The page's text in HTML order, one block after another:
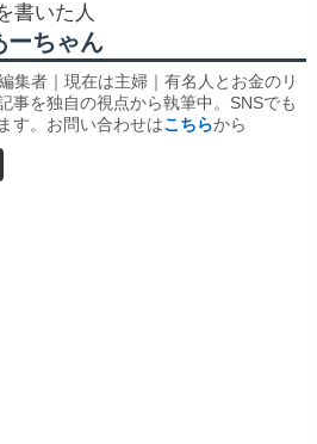
書いた人
ーちゃん
集者｜現在は主婦｜有名人とお金のリ
事を独自の視点から執筆中。SNSでも
す。お問い合わせはこちらから